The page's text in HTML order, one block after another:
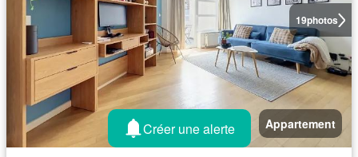
19photos
Appartement
Créer une alerte